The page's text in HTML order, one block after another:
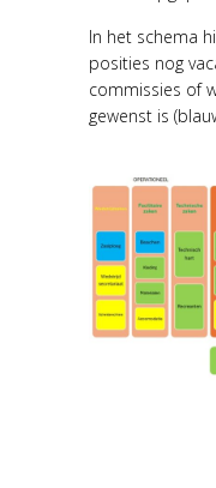
In het schema
posities nog
commissies of
gewenst is